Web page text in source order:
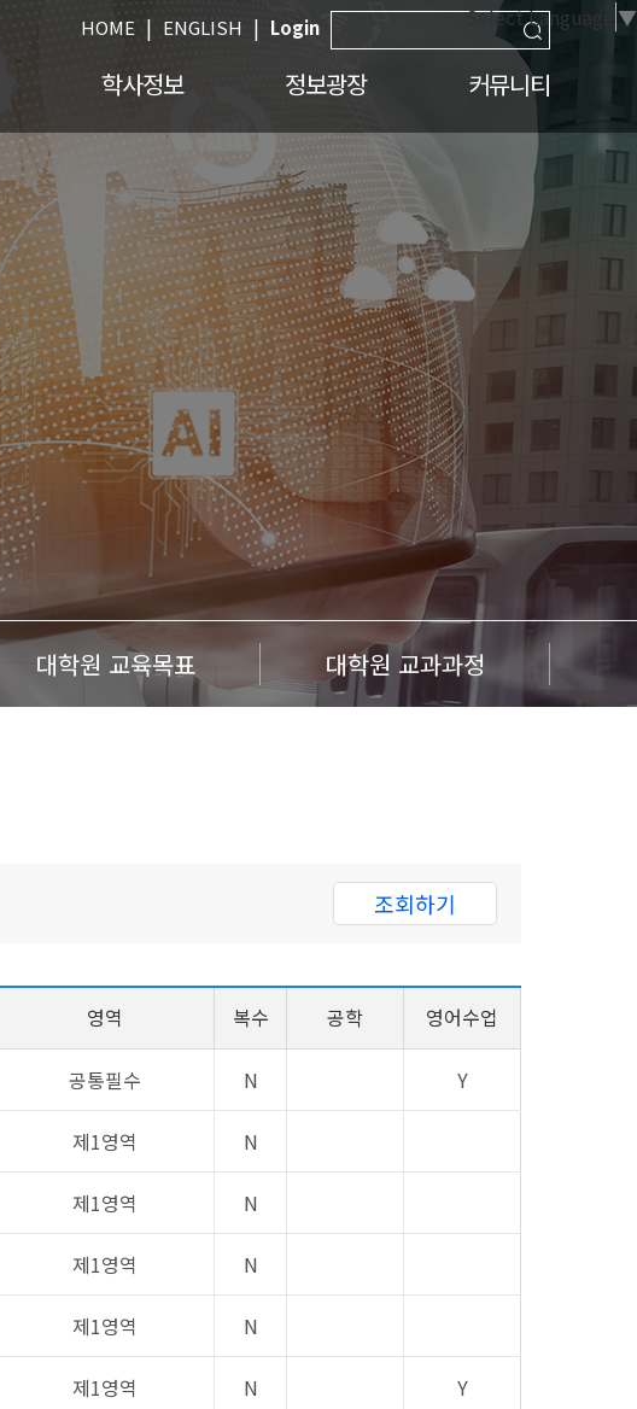
Select Language ▼
HOME | ENGLISH | Login
학사정보 정보광장 커뮤니티
대학원 교육목표 대학원 교과과정
영역 복수 공학 영어수업
공통필수 N Y
제1영역 N
제1영역 N
제1영역 N
제1영역 N
제1영역 N Y